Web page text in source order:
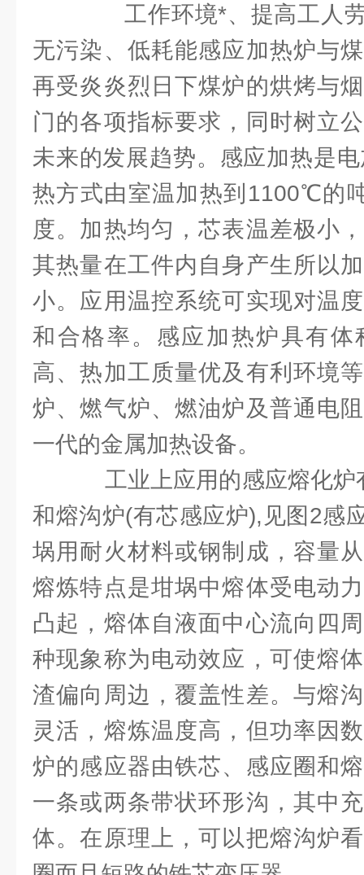
工作环境*、提高工人劳
无污染、低耗能感应加热炉与
再受炎炎烈日下煤炉的烘烤与
门的各项指标要求，同时树立
未来的发展趋势。感应加热是
热方式由室温加热到1100℃的
度。加热均匀，芯表温差极小
其热量在工件内自身产生所以
小。应用温控系统可实现对温
和合格率。感应加热炉具有体
高、热加工质量优及有利环境
炉、燃气炉、燃油炉及普通电
一代的金属加热设备。
工业上应用的感应熔化炉
和熔沟炉(有芯感应炉),见图2感
埚用耐火材料或钢制成，容量
熔炼特点是坩埚中熔体受电动
凸起，熔体自液面中心流向四
种现象称为电动效应，可使熔
渣偏向周边，覆盖性差。与熔
灵活，熔炼温度高，但功率因
炉的感应器由铁芯、感应圈和
一条或两条带状环形沟，其中
体。在原理上，可以把熔沟炉